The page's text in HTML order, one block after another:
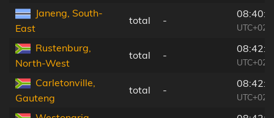
Janeng, South-
East
total -
Rustenburg,
North-West
total -
Carletonville,
Gauteng
total -